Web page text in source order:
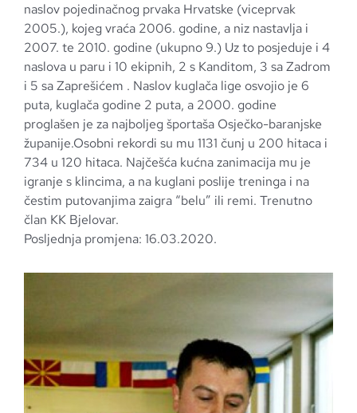
naslov pojedinačnog prvaka Hrvatske (viceprvak
2005.), kojeg vraća 2006. godine, a niz nastavlja i
2007. te 2010. godine (ukupno 9.) Uz to posjeduje i 4
naslova u paru i 10 ekipnih, 2 s Kanditom, 3 sa Zadrom
i 5 sa Zaprešićem . Naslov kuglača lige osvojio je 6
puta, kuglača godine 2 puta, a 2000. godine
proglašen je za najboljeg športaša Osječko-baranjske
županije.Osobni rekordi su mu 1131 čunj u 200 hitaca i
734 u 120 hitaca. Najčešća kućna zanimacija mu je
igranje s klincima, a na kuglani poslije treninga i na
čestim putovanjima zaigra “belu” ili remi. Trenutno
član KK Bjelovar.
Posljednja promjena: 16.03.2020.